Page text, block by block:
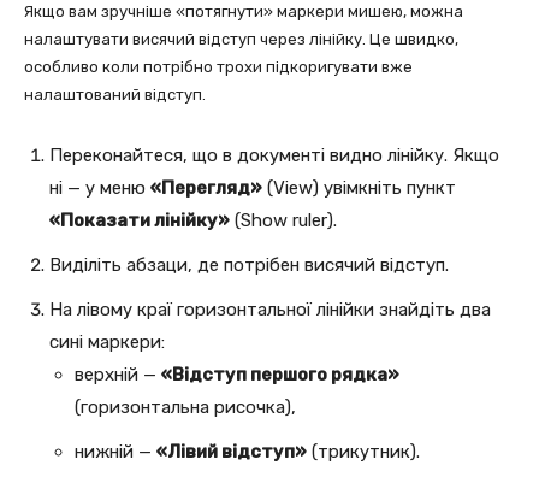
Якщо вам зручніше «потягнути» маркери мишею, можна
налаштувати висячий відступ через лінійку. Це швидко,
особливо коли потрібно трохи підкоригувати вже
налаштований відступ.
Переконайтеся, що в документі видно лінійку. Якщо
ні — у меню «Перегляд» (View) увімкніть пункт
«Показати лінійку» (Show ruler).
Виділіть абзаци, де потрібен висячий відступ.
На лівому краї горизонтальної лінійки знайдіть два
сині маркери:
верхній — «Відступ першого рядка»
(горизонтальна рисочка),
нижній — «Лівий відступ» (трикутник).